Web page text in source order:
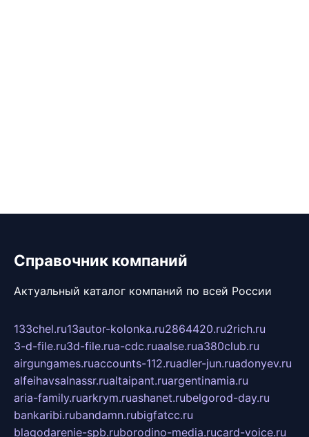
Справочник компаний
Актуальный каталог компаний по всей России
133chel.ru13autor-kolonka.ru2864420.ru2rich.ru
3-d-file.ru3d-file.rua-cdc.ruaalse.rua380club.ru
airgungames.ruaccounts-112.ruadler-jun.ruadonyev.ru
alfeihavsalnassr.rualtaipant.ruargentinamia.ru
aria-family.ruarkrym.ruashanet.rubelgorod-day.ru
bankaribi.rubandamn.rubigfatcc.ru
blagodarenie-spb.ruborodino-media.rucard-voice.ru